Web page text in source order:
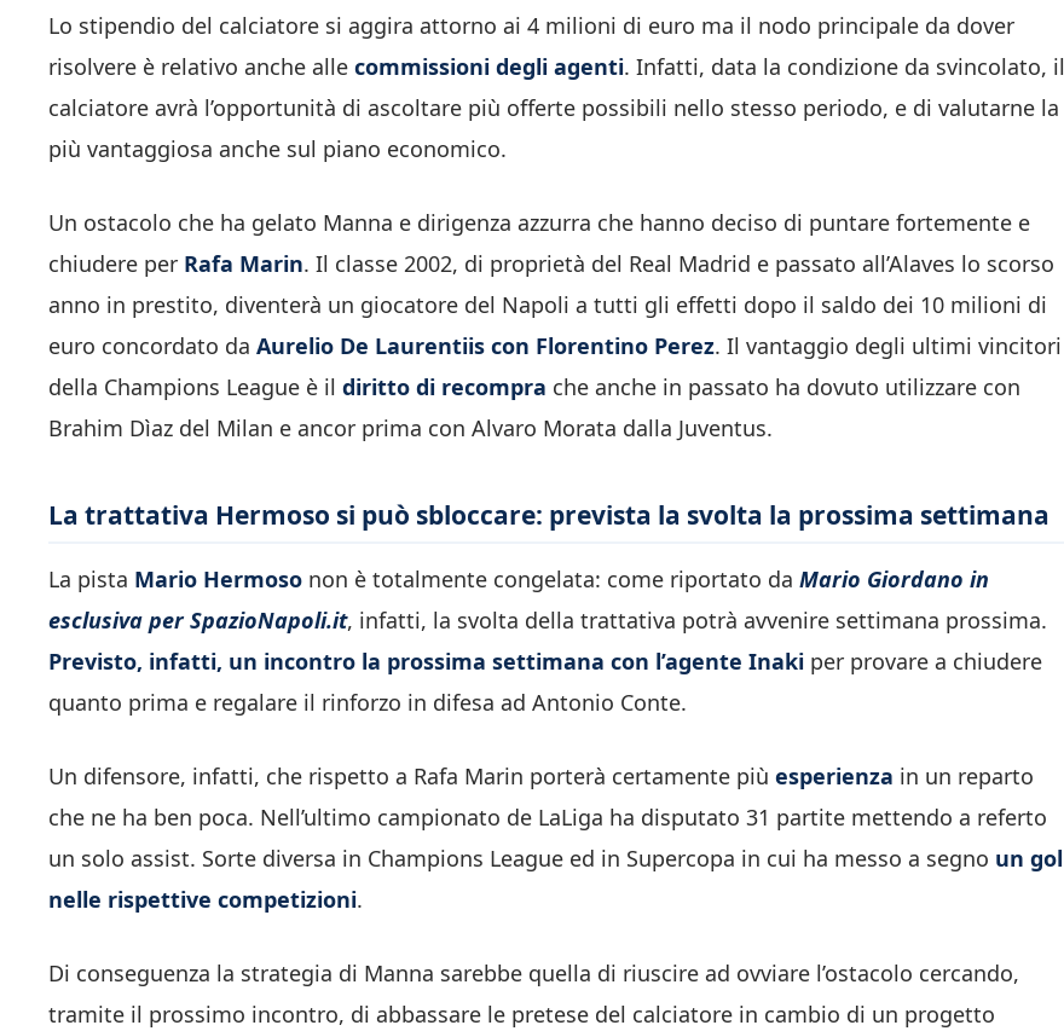
Lo stipendio del calciatore si aggira attorno ai 4 milioni di euro ma il nodo principale da dover
risolvere è relativo anche alle commissioni degli agenti. Infatti, data la condizione da svincolato, il
calciatore avrà l’opportunità di ascoltare più offerte possibili nello stesso periodo, e di valutarne la
più vantaggiosa anche sul piano economico.
Un ostacolo che ha gelato Manna e dirigenza azzurra che hanno deciso di puntare fortemente e
chiudere per Rafa Marin. Il classe 2002, di proprietà del Real Madrid e passato all’Alaves lo scorso
anno in prestito, diventerà un giocatore del Napoli a tutti gli effetti dopo il saldo dei 10 milioni di
euro concordato da Aurelio De Laurentiis con Florentino Perez. Il vantaggio degli ultimi vincitori
della Champions League è il diritto di recompra che anche in passato ha dovuto utilizzare con
Brahim Dìaz del Milan e ancor prima con Alvaro Morata dalla Juventus.
La trattativa Hermoso si può sbloccare: prevista la svolta la prossima settimana
La pista Mario Hermoso non è totalmente congelata: come riportato da Mario Giordano in
esclusiva per SpazioNapoli.it, infatti, la svolta della trattativa potrà avvenire settimana prossima.
Previsto, infatti, un incontro la prossima settimana con l’agente Inaki per provare a chiudere
quanto prima e regalare il rinforzo in difesa ad Antonio Conte.
Un difensore, infatti, che rispetto a Rafa Marin porterà certamente più esperienza in un reparto
che ne ha ben poca. Nell’ultimo campionato de LaLiga ha disputato 31 partite mettendo a referto
un solo assist. Sorte diversa in Champions League ed in Supercopa in cui ha messo a segno un gol
nelle rispettive competizioni.
Di conseguenza la strategia di Manna sarebbe quella di riuscire ad ovviare l’ostacolo cercando,
tramite il prossimo incontro, di abbassare le pretese del calciatore in cambio di un progetto